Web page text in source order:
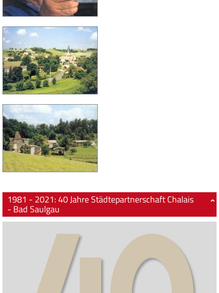
1981 - 2021: 40 Jahre Städtepartnerschaft Chalais
- Bad Saulgau